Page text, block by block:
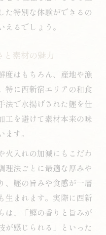
た特別な体験ができるの
るでしょう。
と素材の魅力
度はもちろん、産地や漁
特に西新宿エリアの和食
法で水揚げされた鰹を仕
工を避けて素材本来の味
す。
火入れの加減にもこだわ
理法ごとに最適な厚みや
、鰹の旨みや食感が一層
生まれます。実際に西新
は、「鰹の香りと旨みが
が感じられる」といった